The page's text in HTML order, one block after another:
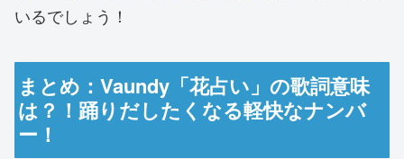
いるでしょう！
まとめ：Vaundy「花占い」の歌詞意味
は？！踊りだしたくなる軽快なナンバ
ー！